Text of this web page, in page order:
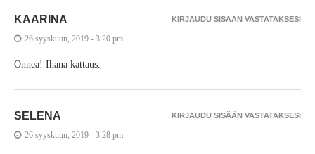
KAARINA
26 syyskuun, 2019 - 3:20 pm
Onnea! Ihana kattaus.
KIRJAUDU SISÄÄN VASTATAKSESI
SELENA
26 syyskuun, 2019 - 3:28 pm
KIRJAUDU SISÄÄN VASTATAKSESI